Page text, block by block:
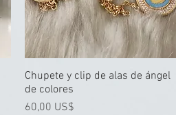
Vista rápida
Chupete y clip de alas de ángel
de colores
Precio
60,00 US$